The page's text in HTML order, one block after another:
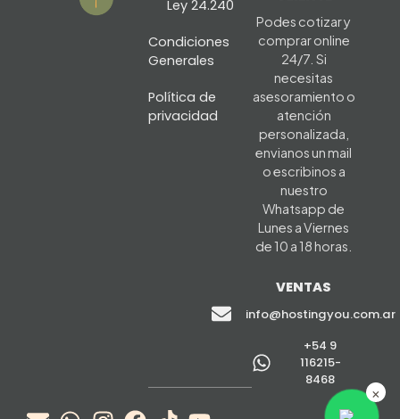
Ley 24.240
Condiciones
Generales
Política de
privacidad
Podes cotizar y
comprar online
24/7. Si
necesitas
asesoramiento o
atención
personalizada,
envianos un mail
o escribinos a
nuestro
Whatsapp de
Lunes a Viernes
de 10 a 18 horas.
VENTAS
info@hostingyou.com.ar
+54 9
116215-
8468
×